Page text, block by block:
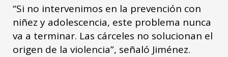
“Si no intervenimos en la prevención con
niñez y adolescencia, este problema nunca
va a terminar. Las cárceles no solucionan el
origen de la violencia”, señaló Jiménez.